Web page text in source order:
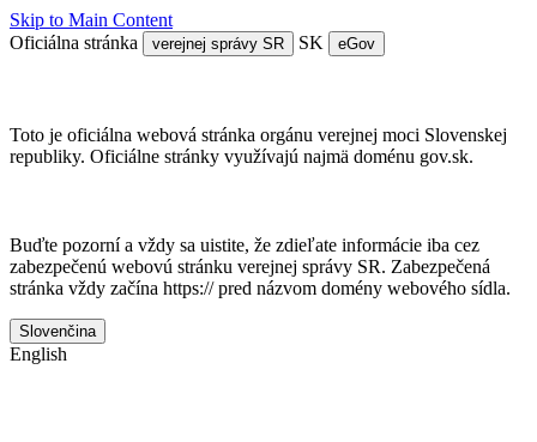
Skip to Main Content
Oficiálna stránka
verejnej správy SR SK eGov
Toto je oficiálna webová stránka orgánu verejnej moci Slovenskej
republiky. Oficiálne stránky využívajú najmä doménu gov.sk.
Buďte pozorní a vždy sa uistite, že zdieľate informácie iba cez
zabezpečenú webovú stránku verejnej správy SR. Zabezpečená
stránka vždy začína https:// pred názvom domény webového sídla.
Slovenčina
English